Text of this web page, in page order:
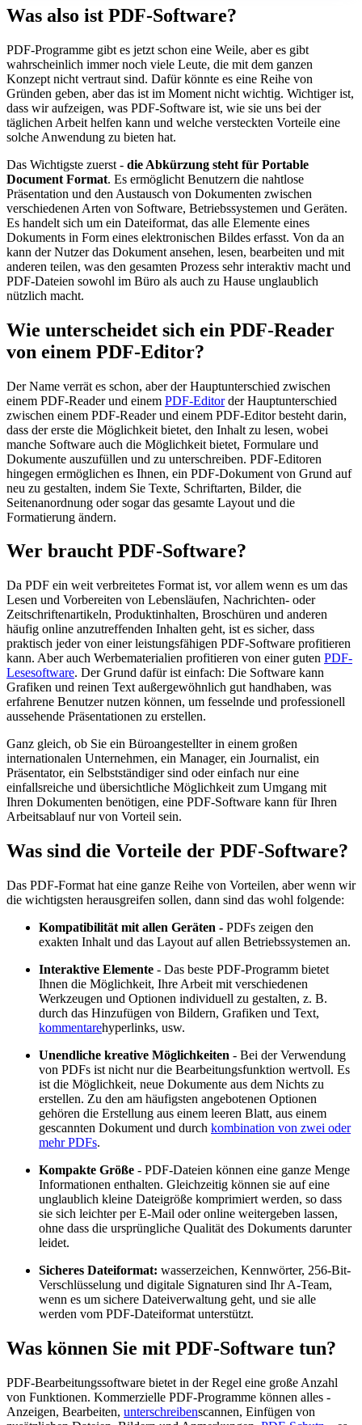
Was also ist PDF-Software?
PDF-Programme gibt es jetzt schon eine Weile, aber es gibt
wahrscheinlich immer noch viele Leute, die mit dem ganzen
Konzept nicht vertraut sind. Dafür könnte es eine Reihe von
Gründen geben, aber das ist im Moment nicht wichtig. Wichtiger ist,
dass wir aufzeigen, was PDF-Software ist, wie sie uns bei der
täglichen Arbeit helfen kann und welche versteckten Vorteile eine
solche Anwendung zu bieten hat.
Das Wichtigste zuerst - die Abkürzung steht für Portable
Document Format. Es ermöglicht Benutzern die nahtlose
Präsentation und den Austausch von Dokumenten zwischen
verschiedenen Arten von Software, Betriebssystemen und Geräten.
Es handelt sich um ein Dateiformat, das alle Elemente eines
Dokuments in Form eines elektronischen Bildes erfasst. Von da an
kann der Nutzer das Dokument ansehen, lesen, bearbeiten und mit
anderen teilen, was den gesamten Prozess sehr interaktiv macht und
PDF-Dateien sowohl im Büro als auch zu Hause unglaublich
nützlich macht.
Wie unterscheidet sich ein PDF-Reader
von einem PDF-Editor?
Der Name verrät es schon, aber der Hauptunterschied zwischen
einem PDF-Reader und einem PDF-Editorder Hauptunterschied
zwischen einem PDF-Reader und einem PDF-Editor besteht darin,
dass der erste die Möglichkeit bietet, den Inhalt zu lesen, wobei
manche Software auch die Möglichkeit bietet, Formulare und
Dokumente auszufüllen und zu unterschreiben. PDF-Editoren
hingegen ermöglichen es Ihnen, ein PDF-Dokument von Grund auf
neu zu gestalten, indem Sie Texte, Schriftarten, Bilder, die
Seitenanordnung oder sogar das gesamte Layout und die
Formatierung ändern.
Wer braucht PDF-Software?
Da PDF ein weit verbreitetes Format ist, vor allem wenn es um das
Lesen und Vorbereiten von Lebensläufen, Nachrichten- oder
Zeitschriftenartikeln, Produktinhalten, Broschüren und anderen
häufig online anzutreffenden Inhalten geht, ist es sicher, dass
praktisch jeder von einer leistungsfähigen PDF-Software profitieren
kann. Aber auch Werbematerialien profitieren von einer guten PDF-
Lesesoftware. Der Grund dafür ist einfach: Die Software kann
Grafiken und reinen Text außergewöhnlich gut handhaben, was
erfahrene Benutzer nutzen können, um fesselnde und professionell
aussehende Präsentationen zu erstellen.
Ganz gleich, ob Sie ein Büroangestellter in einem großen
internationalen Unternehmen, ein Manager, ein Journalist, ein
Präsentator, ein Selbstständiger sind oder einfach nur eine
einfallsreiche und übersichtliche Möglichkeit zum Umgang mit
Ihren Dokumenten benötigen, eine PDF-Software kann für Ihren
Arbeitsablauf nur von Vorteil sein.
Was sind die Vorteile der PDF-Software?
Das PDF-Format hat eine ganze Reihe von Vorteilen, aber wenn wir
die wichtigsten herausgreifen sollen, dann sind das wohl folgende:
Kompatibilität mit allen Geräten - PDFs zeigen den
exakten Inhalt und das Layout auf allen Betriebssystemen an.
Interaktive Elemente - Das beste PDF-Programm bietet
Ihnen die Möglichkeit, Ihre Arbeit mit verschiedenen
Werkzeugen und Optionen individuell zu gestalten, z. B.
durch das Hinzufügen von Bildern, Grafiken und Text,
kommentarehyperlinks, usw.
Unendliche kreative Möglichkeiten - Bei der Verwendung
von PDFs ist nicht nur die Bearbeitungsfunktion wertvoll. Es
ist die Möglichkeit, neue Dokumente aus dem Nichts zu
erstellen. Zu den am häufigsten angebotenen Optionen
gehören die Erstellung aus einem leeren Blatt, aus einem
gescannten Dokument und durch kombination von zwei oder
mehr PDFs.
Kompakte Größe - PDF-Dateien können eine ganze Menge
Informationen enthalten. Gleichzeitig können sie auf eine
unglaublich kleine Dateigröße komprimiert werden, so dass
sie sich leichter per E-Mail oder online weitergeben lassen,
ohne dass die ursprüngliche Qualität des Dokuments darunter
leidet.
Sicheres Dateiformat: wasserzeichen, Kennwörter, 256-Bit-
Verschlüsselung und digitale Signaturen sind Ihr A-Team,
wenn es um sichere Dateiverwaltung geht, und sie alle
werden vom PDF-Dateiformat unterstützt.
Was können Sie mit PDF-Software tun?
PDF-Bearbeitungssoftware bietet in der Regel eine große Anzahl
von Funktionen. Kommerzielle PDF-Programme können alles -
Anzeigen, Bearbeiten, unterschreibenscannen, Einfügen von